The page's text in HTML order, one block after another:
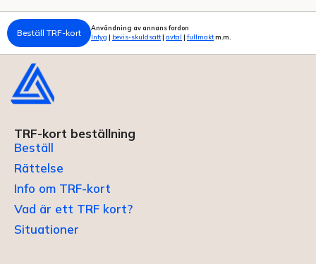
Beställ TRF-kort
Användning av annans fordon
Intyg
bevis-skuldsatt avtal fullmaktm.m.
TRF-kort beställning
Beställ
Rättelse
Info om TRF-kort
Vad är ett TRF kort?
Situationer